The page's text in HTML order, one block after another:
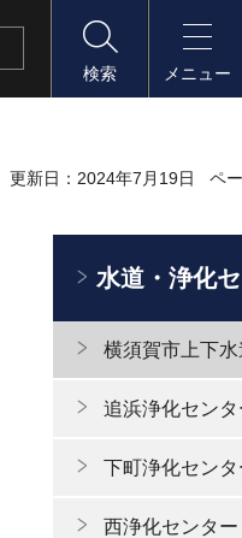
検索
メニュー
更新日：2024年7月19日 ペ
水道・浄化
横須賀市上下水
追浜浄化センタ
下町浄化センタ
西浄化センター